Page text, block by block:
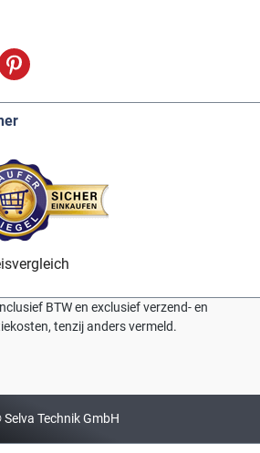
BTW en exclusief verzend- en
tenzij anders vermeld.
Technik GmbH